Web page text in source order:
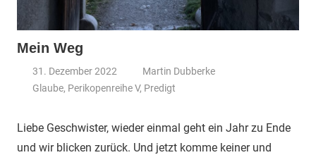
Mein Weg
31. Dezember 2022
Martin Dubberke
Glaube, Perikopenreihe V, Predigt
Liebe Geschwister, wieder einmal geht ein Jahr zu Ende
und wir blicken zurück. Und jetzt komme keiner und